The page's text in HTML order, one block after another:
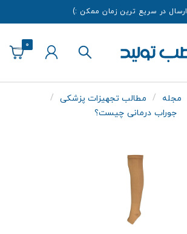
ارسال در سریع ترین زمان ممکن :)
0
مجله
مطالب تجهیزات پزشکی
جوراب درمانی چیست؟